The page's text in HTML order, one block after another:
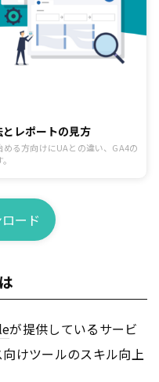
とレポートの見方
る方向けにUAとの違い、GA4の
ード
が提供しているサービ
けツールのスキル向上